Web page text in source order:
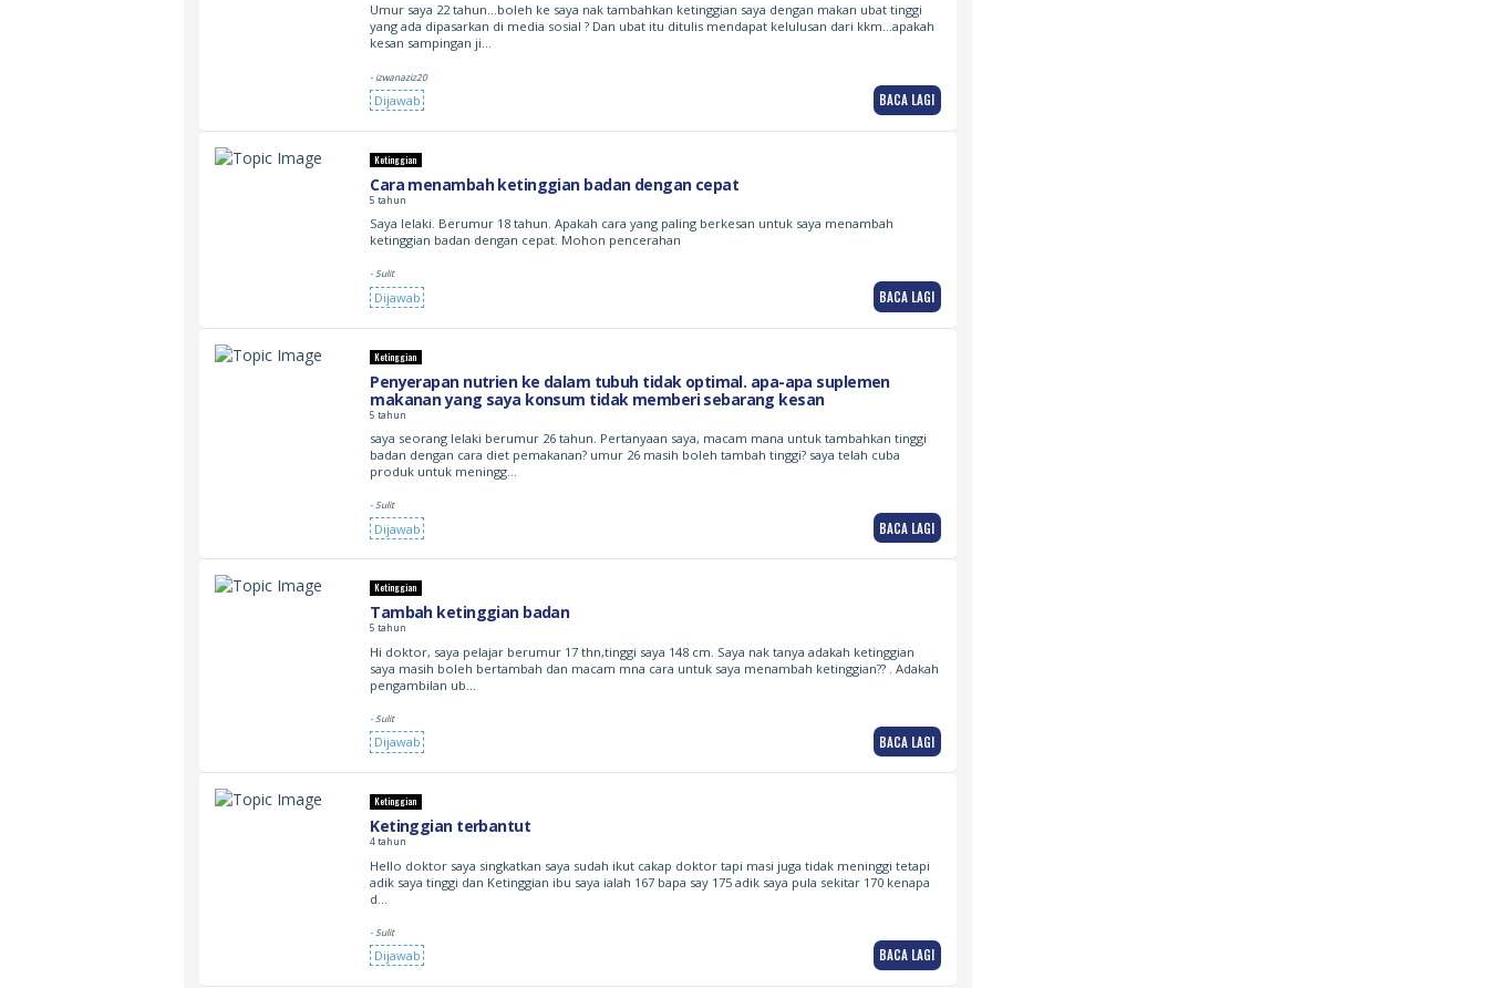
Umur saya 22 tahun…boleh ke saya nak tambahkan ketinggian saya dengan makan ubat tinggi
yang ada dipasarkan di media sosial ? Dan ubat itu ditulis mendapat kelulusan dari kkm…apakah
kesan sampingan ji…
- izwanaziz20
Dijawab BACA LAGI
Ketinggian
Cara menambah ketinggian badan dengan cepat
5 tahun
Saya lelaki. Berumur 18 tahun. Apakah cara yang paling berkesan untuk saya menambah
ketinggian badan dengan cepat. Mohon pencerahan
- Sulit
Dijawab BACA LAGI
Ketinggian
Penyerapan nutrien ke dalam tubuh tidak optimal. apa-apa suplemen
makanan yang saya konsum tidak memberi sebarang kesan
5 tahun
saya seorang lelaki berumur 26 tahun. Pertanyaan saya, macam mana untuk tambahkan tinggi
badan dengan cara diet pemakanan? umur 26 masih boleh tambah tinggi? saya telah cuba
produk untuk meningg…
- Sulit
Dijawab BACA LAGI
Ketinggian
Tambah ketinggian badan
5 tahun
Hi doktor, saya pelajar berumur 17 thn,tinggi saya 148 cm. Saya nak tanya adakah ketinggian
saya masih boleh bertambah dan macam mna cara untuk saya menambah ketinggian?? . Adakah
pengambilan ub…
- Sulit
Dijawab BACA LAGI
Ketinggian
Ketinggian terbantut
4 tahun
Hello doktor saya singkatkan saya sudah ikut cakap doktor tapi masi juga tidak meninggi tetapi
adik saya tinggi dan Ketinggian ibu saya ialah 167 bapa say 175 adik saya pula sekitar 170 kenapa
d…
- Sulit
Dijawab BACA LAGI